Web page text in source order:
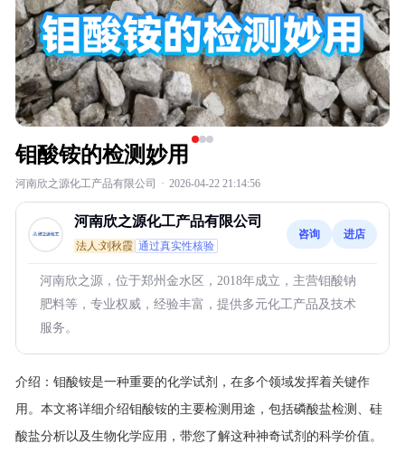
钼酸铵的检测妙用
河南欣之源化工产品有限公司 · 2026-04-22 21:14:56
河南欣之源化工产品有限公司
法人:刘秋霞 通过真实性核验
咨询 进店
河南欣之源，位于郑州金水区，2018年成立，主营钼酸钠
肥料等，专业权威，经验丰富，提供多元化工产品及技术
服务。
介绍： 钼酸铵是一种重要的化学试剂，在多个领域发挥着关键作
用。本文将详细介绍钼酸铵的主要检测用途，包括磷酸盐检测、硅
酸盐分析以及生物化学应用，带您了解这种神奇试剂的科学价值。